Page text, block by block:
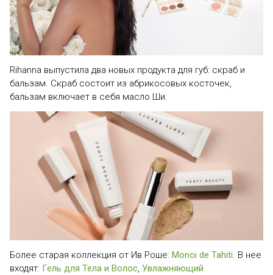
Rihanna выпустила два новых продукта для губ: скраб и
бальзам. Скраб состоит из абрикосовых косточек,
бальзам включает в себя масло Ши.
Более старая коллекция от Ив Роше: Monoi de Tahiti. В нее
входят: Гель для Тела и Волос, Увлажняющий